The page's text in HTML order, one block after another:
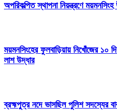
অপরিকল্পিত স্থাপনা নিয়ন্ত্রণে
ময়মনসিংহের ফুলবাড়িয়ায় নিখোঁজের ১০
লাশ উদ্ধার
ব্রহ্মপুত্র নদে ভাসছিল পুলিশ সদস্যের